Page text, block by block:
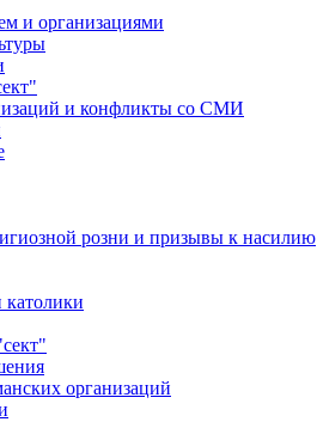
и организациями
и конфликты со СМИ
розни и призывы к насилию
католики
организаций